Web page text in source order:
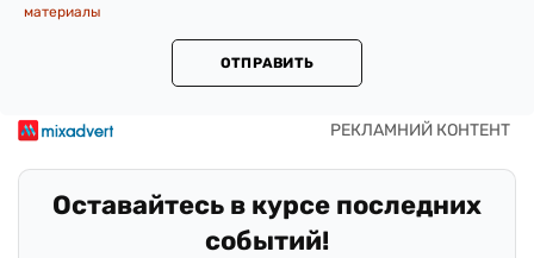
материалы
ОТПРАВИТЬ
Оставайтесь в курсе последних
событий!